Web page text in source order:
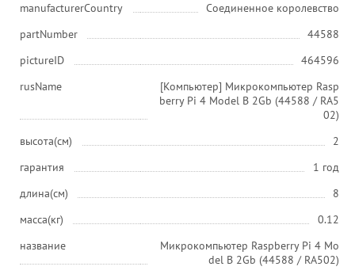
manufacturerCountry
Соединенное королевство
partNumber
44588
pictureID
464596
rusName
[Компьютер] Микрокомпьютер Rasp
berry Pi 4 Model B 2Gb (44588 / RA5
02)
высота(см)
2
гарантия
1 год
длина(см)
8
масса(кг)
0.12
название
Микрокомпьютер Raspberry Pi 4 Mo
del B 2Gb (44588 / RA502)